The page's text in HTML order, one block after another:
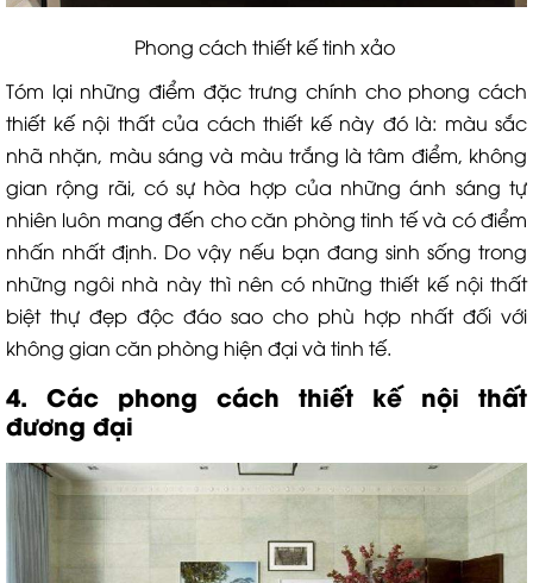
Phong cách thiết kế tinh xảo
Tóm lại những điểm đặc trưng chính cho phong cách
thiết kế nội thất của cách thiết kế này đó là: màu sắc
nhã nhặn, màu sáng và màu trắng là tâm điểm, không
gian rộng rãi, có sự hòa hợp của những ánh sáng tự
nhiên luôn mang đến cho căn phòng tinh tế và có điểm
nhấn nhất định. Do vậy nếu bạn đang sinh sống trong
những ngôi nhà này thì nên có những thiết kế nội thất
biệt thự đẹp độc đáo sao cho phù hợp nhất đối với
không gian căn phòng hiện đại và tinh tế.
4. Các phong cách thiết kế nội thất
đương đại